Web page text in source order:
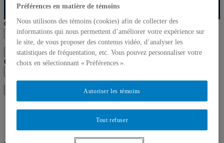
Chercher par nom ou par expertise
Soumettre la recherche
Chercher par nom ou par expertise
Liste des professeures et professeurs par départements et
Préférences en matière de témoins
Nous utilisons des témoins (cookies) afin de collecter des
informations qui nous permettent d’améliorer votre expérience sur
le site, de vous proposer des contenus vidéo, d’analyser les
statistiques de fréquentation, etc. Vous pouvez personnaliser votre
choix en sélectionnant « Préférences ».
Tout refuser
Autoriser les témoins